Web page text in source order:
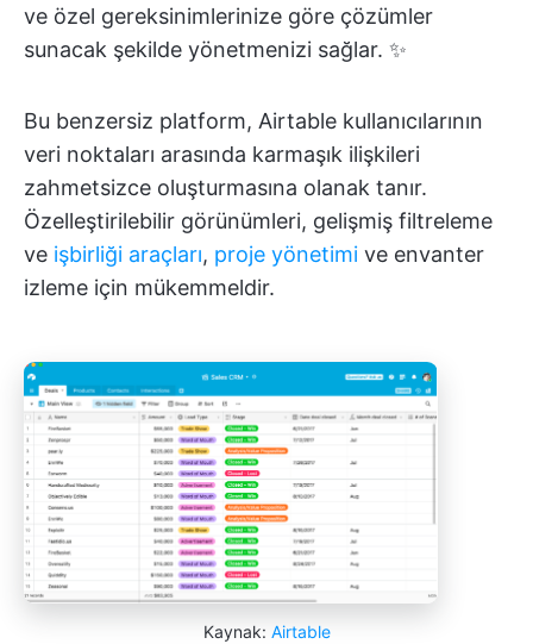
ve özel gereksinimlerinize göre çözümler
sunacak şekilde yönetmenizi sağlar. ✨
Bu benzersiz platform, Airtable kullanıcılarının
veri noktaları arasında karmaşık ilişkileri
zahmetsizce oluşturmasına olanak tanır.
Özelleştirilebilir görünümleri, gelişmiş filtreleme
ve işbirliği araçları, proje yönetimi ve envanter
izleme için mükemmeldir.
Kaynak: Airtable